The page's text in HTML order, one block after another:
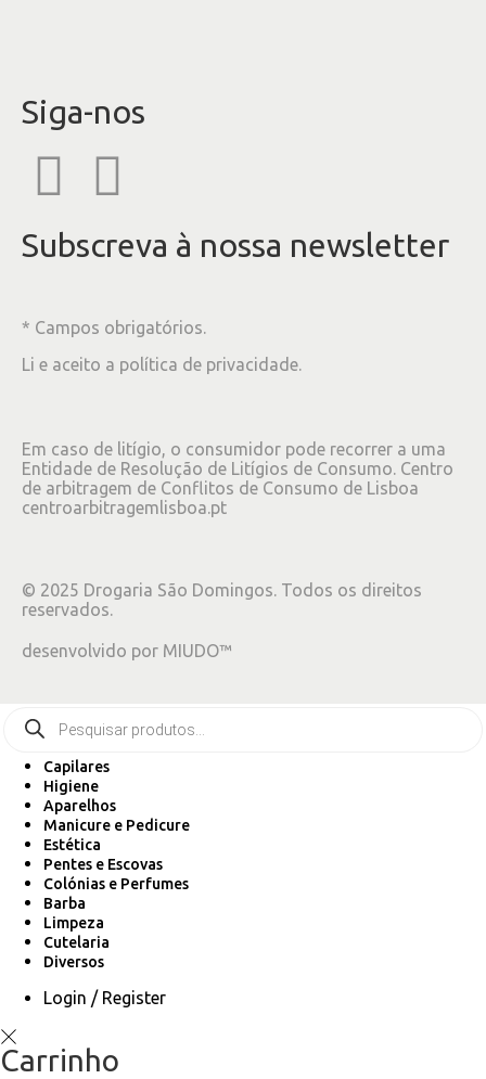
Siga-nos
Subscreva à nossa newsletter
* Campos obrigatórios.
Li e aceito a política de privacidade.
Em caso de litígio, o consumidor pode recorrer a uma
Entidade de Resolução de Litígios de Consumo. Centro
de arbitragem de Conflitos de Consumo de Lisboa
centroarbitragemlisboa.pt
© 2025 Drogaria São Domingos. Todos os direitos
reservados.
desenvolvido por MIUDO™
Capilares
Higiene
Aparelhos
Manicure e Pedicure
Estética
Pentes e Escovas
Colónias e Perfumes
Barba
Limpeza
Cutelaria
Diversos
Login / Register
Carrinho